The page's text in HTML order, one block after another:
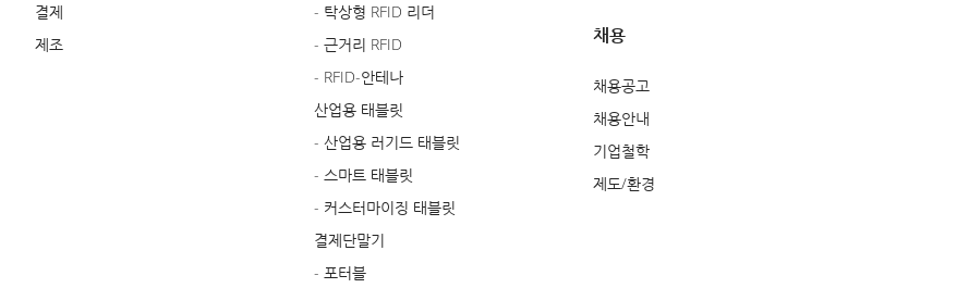
결제
제조
- 탁상형 RFID 리더
- 근거리 RFID
- RFID-안테나
산업용 태블릿
- 산업용 러기드 태블릿
- 스마트 태블릿
- 커스터마이징 태블릿
결제단말기
- 포터블
채용
채용공고
채용안내
기업철학
제도/환경